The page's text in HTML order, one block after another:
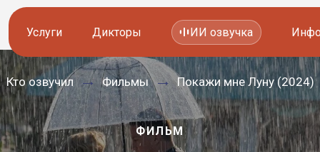
Услуги
Озвучка видео
Работа с аудио
Дикторы
Иностранные дикторы
Русские дикторы
ИИ озвучка
Кто озвучил Фильмы Покажи мне Луну (2024)
ФИЛЬМ